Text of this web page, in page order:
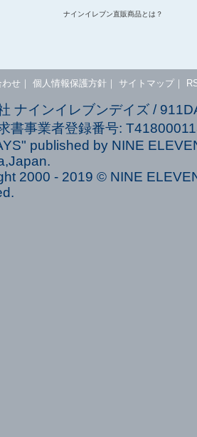
ナインイレブン直販商品とは？
わせ 個人情報保護方針 サイトマップ｜
ナインイレブンデイズ /
書事業者登録番号:
published by NINE
2000 - 2019 © NINE